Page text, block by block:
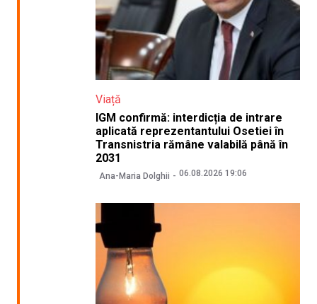
Viață
IGM confirmă: interdicția de intrare
aplicată reprezentantului Osetiei în
Transnistria rămâne valabilă până în
2031
Ana-Maria Dolghii 06.08.2026 19:06